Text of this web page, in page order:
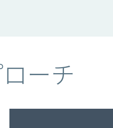
ーチ